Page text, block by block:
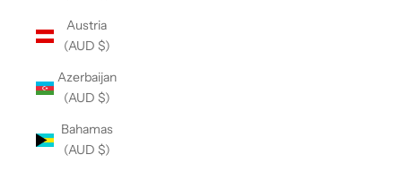
Austria
(AUD $)
Azerbaijan
(AUD $)
Bahamas
(AUD $)